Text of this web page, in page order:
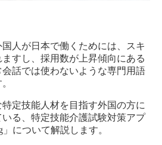
人が日本で働くためには、スキ
すし、採用数が上昇傾向にある
話では使わないような専門用語
定技能人材を目指す外国の方に
る、特定技能介護試験対策アプ
について解説します。